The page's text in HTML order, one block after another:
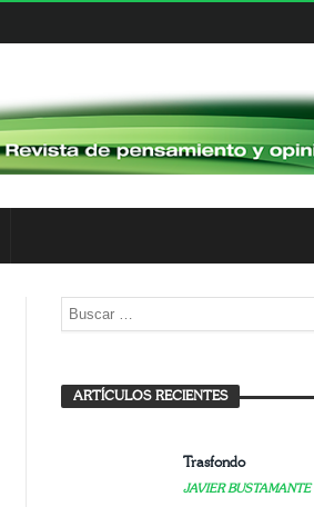
ARTÍCULOS RECIENTES
JAVIER BUSTAMANTE 7 JULIO, 2026
Trasfondo
JAVIER BUSTAMANTE